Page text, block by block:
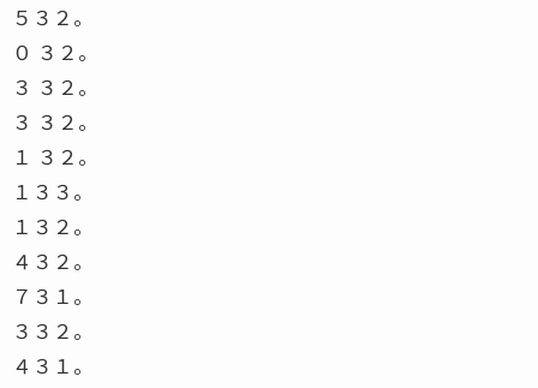
５３２。
０ ３２。
３ ３２。
３ ３２。
１ ３２。
１３３。
１３２。
４３２。
７３１。
３３２。
４３１。